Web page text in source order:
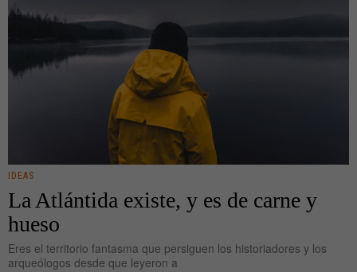
IDEAS
La Atlántida existe, y es de carne y
hueso
Eres el territorio fantasma que persiguen los historiadores y los
arqueólogos desde que leyeron a